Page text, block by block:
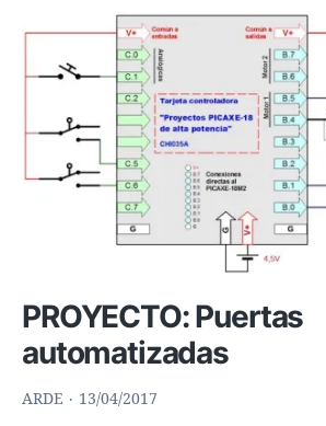
Conmutador
4
LED
PROYECTO: Puertas
automatizadas
ARDE 13/04/2017